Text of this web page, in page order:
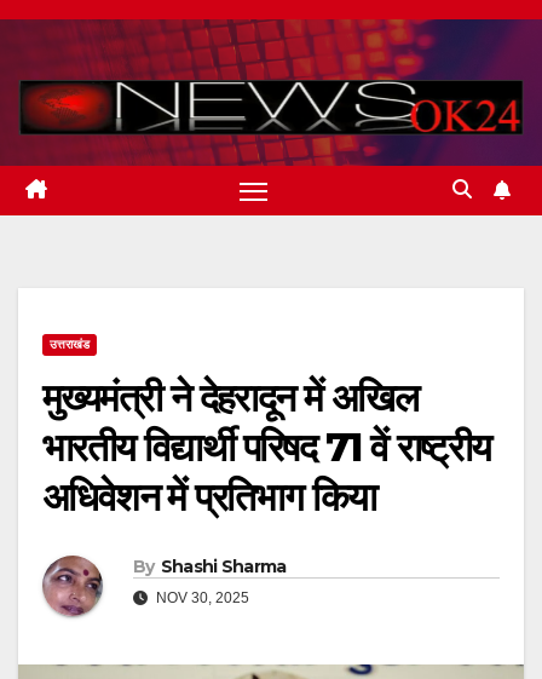
Skip
content
उत्तराखंड
मुख्यमंत्री ने देहरादून में अखिल
भारतीय विद्यार्थी परिषद 71 वें राष्ट्रीय
अधिवेशन में प्रतिभाग किया
By Shashi Sharma
NOV 30, 2025